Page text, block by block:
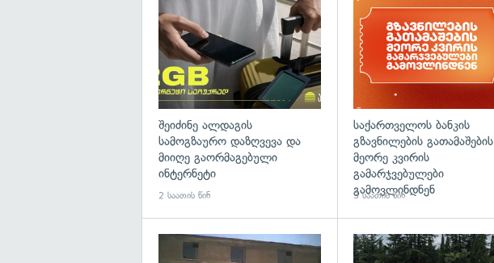
შეიძინე ალდაგის
სამოგზაურო დაზღვევა და
მიიღე გაორმაგებული
ინტერნეტი
2 საათის წინ
საქართველოს ბანკის
გზავნილების გათამაშების
მეორე კვირის
გამარჯვებულები
გამოვლინდნენ
3 საათის წინ
გადახედვა